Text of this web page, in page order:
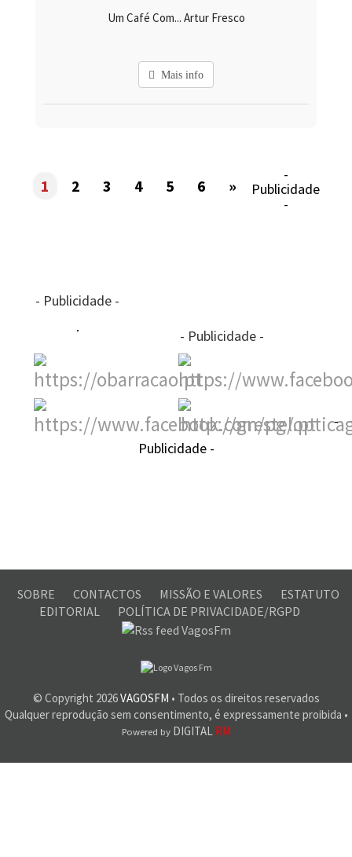
Um Café Com... Artur Fresco
Mais info
1 2 3 4 5 6 »
-
Publicidade
-
- Publicidade -
- Publicidade -
-
Publicidade -
SOBRE CONTACTOS MISSÃO E VALORES
ESTATUTO
EDITORIAL
POLÍTICA DE PRIVACIDADE/RGPD
© Copyright 2026VAGOSFM • Todos os direitos reservados
Qualquer reprodução sem consentimento, é expressamente proibida •
Powered byDIGITAL RM